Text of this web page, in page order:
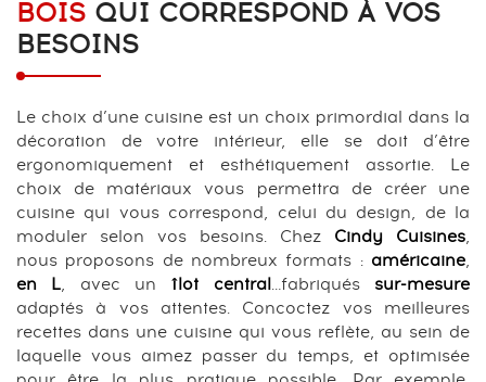
BOIS QUI CORRESPOND À VOS
BESOINS
Le choix d’une cuisine est un choix primordial dans la
décoration de votre intérieur, elle se doit d’être
ergonomiquement et esthétiquement assortie. Le
choix de matériaux vous permettra de créer une
cuisine qui vous correspond, celui du design, de la
moduler selon vos besoins. Chez Cindy Cuisines,
nous proposons de nombreux formats : américaine,
en L, avec un îlot central…fabriqués sur-mesure
adaptés à vos attentes. Concoctez vos meilleures
recettes dans une cuisine qui vous reflète, au sein de
laquelle vous aimez passer du temps, et optimisée